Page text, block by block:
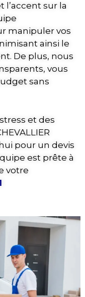
sur la
manipuler vos
ainsi le
De plus, nous
vous
sans
et des
pour un devis
est prête à
votre